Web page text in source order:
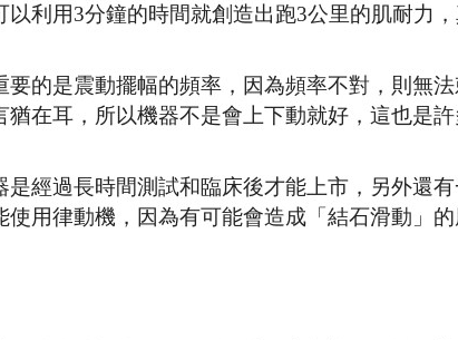
利用3分鐘的時間就創造出跑3公里的肌耐力，
要的是震動擺幅的頻率，因為頻率不對，則無
在耳，所以機器不是會上下動就好，這也是許
是經過長時間測試和臨床後才能上市，另外還
使用律動機，因為有可能會造成「結石滑動」